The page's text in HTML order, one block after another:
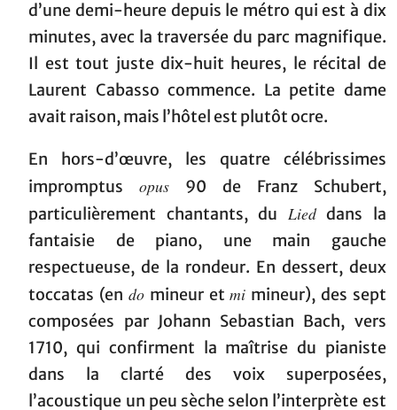
d’une demi-heure depuis le métro qui est à dix
minutes, avec la traversée du parc magnifique.
Il est tout juste dix-huit heures, le récital de
Laurent Cabasso commence. La petite dame
avait raison, mais l’hôtel est plutôt ocre.
En hors-d’œuvre, les quatre célébrissimes
impromptusopus 90 de Franz Schubert,
particulièrement chantants, du Lieddans la
fantaisie de piano, une main gauche
respectueuse, de la rondeur. En dessert, deux
toccatas (en domineur etmi mineur), des sept
composées par Johann Sebastian Bach, vers
1710, qui confirment la maîtrise du pianiste
dans la clarté des voix superposées,
l’acoustique un peu sèche selon l’interprète est